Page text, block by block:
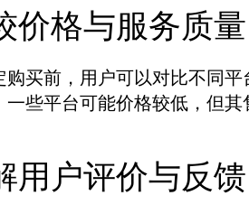
价格与服务质量
购买前，用户可以对比不同
一些平台可能价格较低，但其
用户评价与反馈